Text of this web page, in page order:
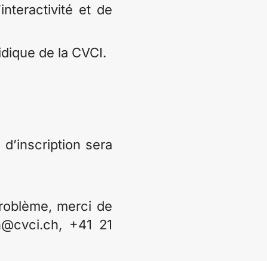
et de
de la CVCI.
sera
merci de
+41 21